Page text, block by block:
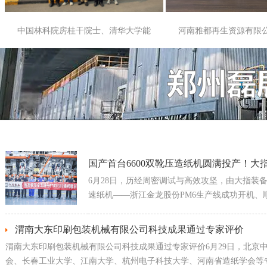
中国林科院房桂干院士、清华大学能 河南雅都再生资源有限
国产首台6600双靴压造纸机圆满投产！大
6月28日，历经周密调试与高效攻坚，由大指装
速纸机——浙江金龙股份PM6生产线成功开机、
渭南大东印刷包装机械有限公司科技成果通过专家评价
渭南大东印刷包装机械有限公司科技成果通过专家评价6月29日，北京
会、长春工业大学、江南大学、杭州电子科技大学、河南省造纸学会